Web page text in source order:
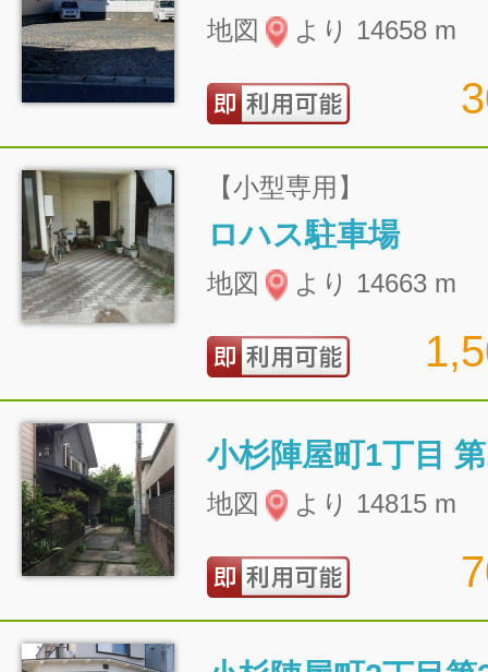
地図 より 14658 m
【小型専用】
ロハス駐車場
地図 より 14663 m
小杉陣屋町1丁目
地図 より 14815 m